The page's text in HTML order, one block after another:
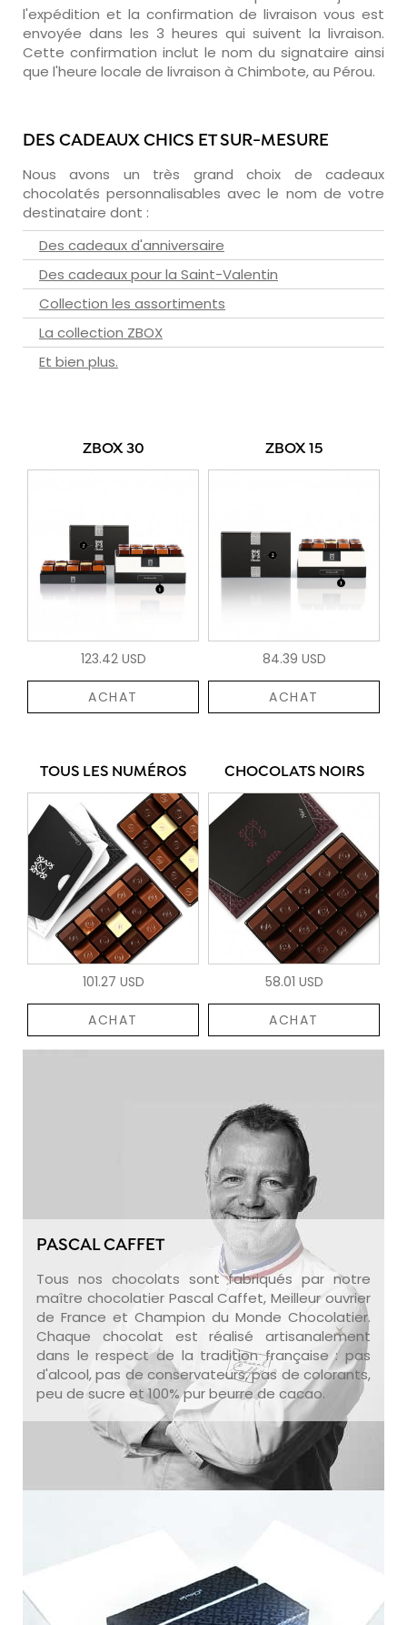
l'expédition et la confirmation de livraison vous est
envoyée dans les 3 heures qui suivent la livraison.
Cette confirmation inclut le nom du signataire ainsi
que l'heure locale de livraison à Chimbote, au Pérou.
DES CADEAUX CHICS ET SUR-MESURE
Nous avons un très grand choix de cadeaux
chocolatés personnalisables avec le nom de votre
destinataire dont :
Des cadeaux d'anniversaire
Des cadeaux pour la Saint-Valentin
Collection les assortiments
La collection ZBOX
Et bien plus.
ZBOX 30
123.42 USD
ACHAT
ZBOX 15
84.39 USD
ACHAT
TOUS LES NUMÉROS
101.27 USD
ACHAT
CHOCOLATS NOIRS
58.01 USD
ACHAT
PASCAL CAFFET
Tous nos chocolats sont fabriqués par notre
maître chocolatier Pascal Caffet, Meilleur ouvrier
de France et Champion du Monde Chocolatier.
Chaque chocolat est réalisé artisanalement
dans le respect de la tradition française : pas
d'alcool, pas de conservateurs, pas de colorants,
peu de sucre et 100% pur beurre de cacao.